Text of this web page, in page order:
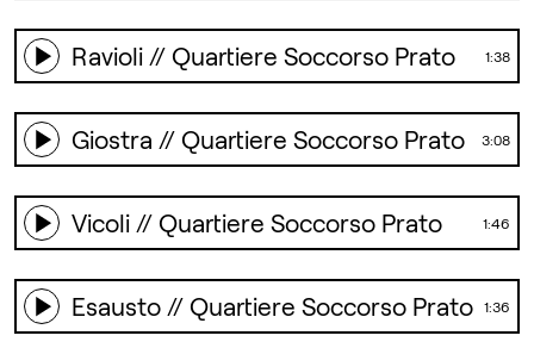
Ravioli // Quartiere Soccorso Prato 1:38
Giostra // Quartiere Soccorso Prato 3:08
Vicoli // Quartiere Soccorso Prato 1:46
Esausto // Quartiere Soccorso Prato 1:36